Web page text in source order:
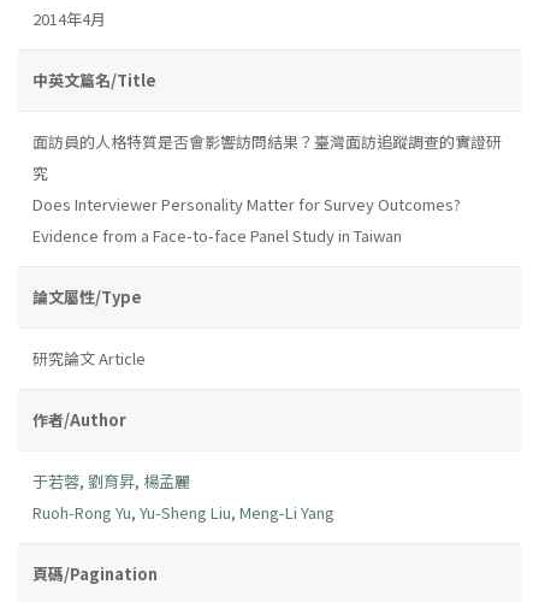
2014年4月
中英文篇名/Title
面訪員的人格特質是否會影響訪問結果？臺灣面訪追蹤調查的實證研
究
Does Interviewer Personality Matter for Survey Outcomes?
Evidence from a Face-to-face Panel Study in Taiwan
論文屬性/Type
研究論文 Article
作者/Author
于若蓉, 劉育昇, 楊孟麗
Ruoh-Rong Yu, Yu-Sheng Liu, Meng-Li Yang
頁碼/Pagination